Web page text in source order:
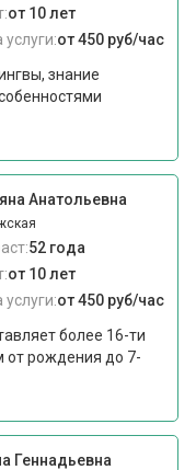
от 10 лет
услуги:от 450 руб/час
знание
Анатольевна
52 года
от 10 лет
услуги:от 450 руб/час
более 16-ти
от рождения до 7-
Геннадьевна